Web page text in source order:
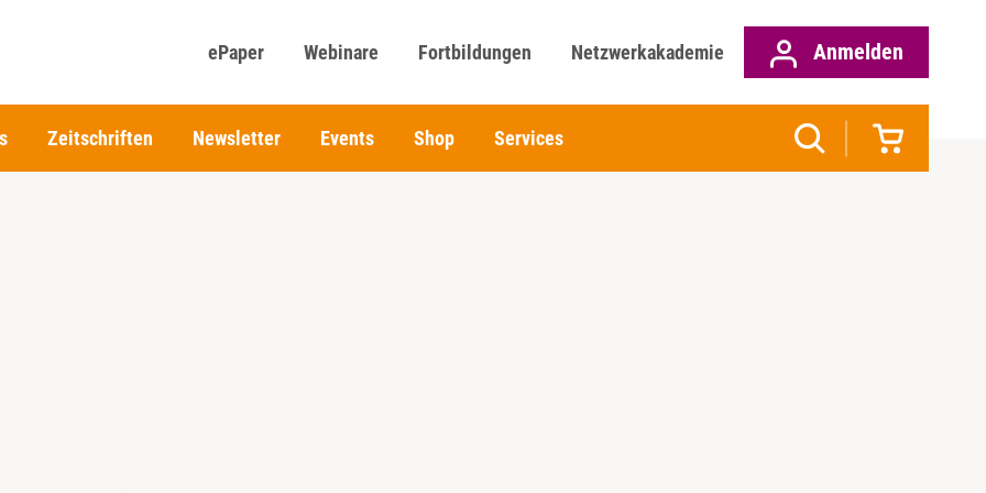
ePaper Webinare Fortbildungen Netzwerkakademie Anmelden
Zeitschriften Newsletter Events Shop Services